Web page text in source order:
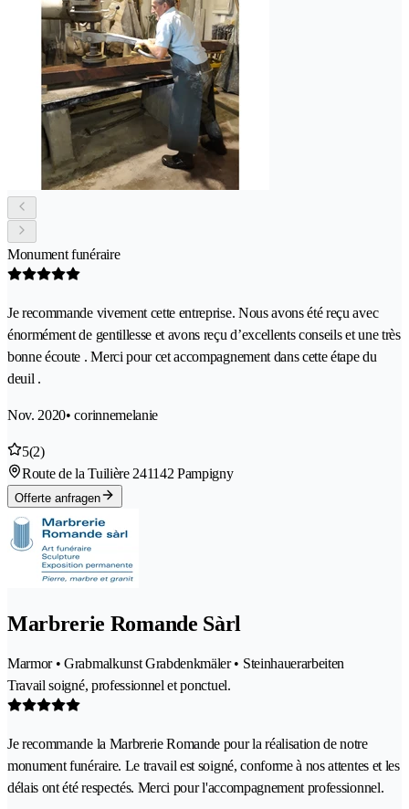
Monument funéraire
Je recommande vivement cette entreprise. Nous avons été reçu avec
énormément de gentillesse et avons reçu d’excellents conseils et une très
bonne écoute . Merci pour cet accompagnement dans cette étape du
deuil .
Nov. 2020• corinnemelanie
5(2)
Route de la Tuilière 241142 Pampigny
Offerte anfragen
Marbrerie Romande Sàrl
Marmor • Grabmalkunst Grabdenkmäler • Steinhauerarbeiten
Travail soigné, professionnel et ponctuel.
Je recommande la Marbrerie Romande pour la réalisation de notre
monument funéraire. Le travail est soigné, conforme à nos attentes et les
délais ont été respectés. Merci pour l'accompagnement professionnel.